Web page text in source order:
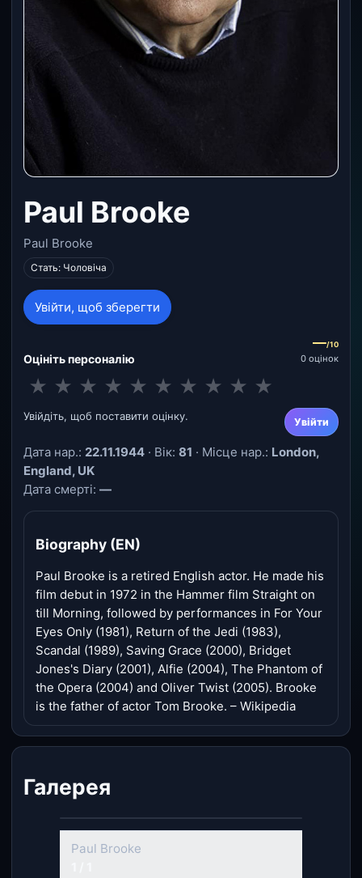
Paul Brooke
Paul Brooke
Стать: Чоловіча
Увійти, щоб зберегти
Оцініть персоналію
—/10
0 оцінок
★ ★ ★ ★ ★ ★ ★ ★ ★ ★
Увійдіть, щоб поставити оцінку. Увійти
Дата нар.: 22.11.1944 · Вік: 81 · Місце нар.: London,
England, UK
Дата смерті: —
Biography (EN)
Paul Brooke is a retired English actor. He made his
film debut in 1972 in the Hammer film Straight on
till Morning, followed by performances in For Your
Eyes Only (1981), Return of the Jedi (1983),
Scandal (1989), Saving Grace (2000), Bridget
Jones's Diary (2001), Alfie (2004), The Phantom of
the Opera (2004) and Oliver Twist (2005). Brooke
is the father of actor Tom Brooke. – Wikipedia
Галерея
Paul Brooke